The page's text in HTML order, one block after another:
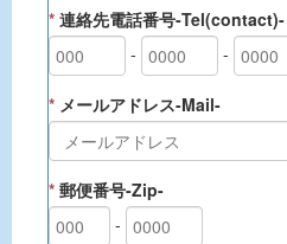
* 連絡先電話番号-Tel(contact)-
-
-
* メールアドレス-Mail-
* 郵便番号-Zip-
-